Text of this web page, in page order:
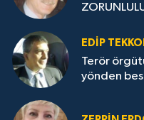
EDIP
Terör
yönden